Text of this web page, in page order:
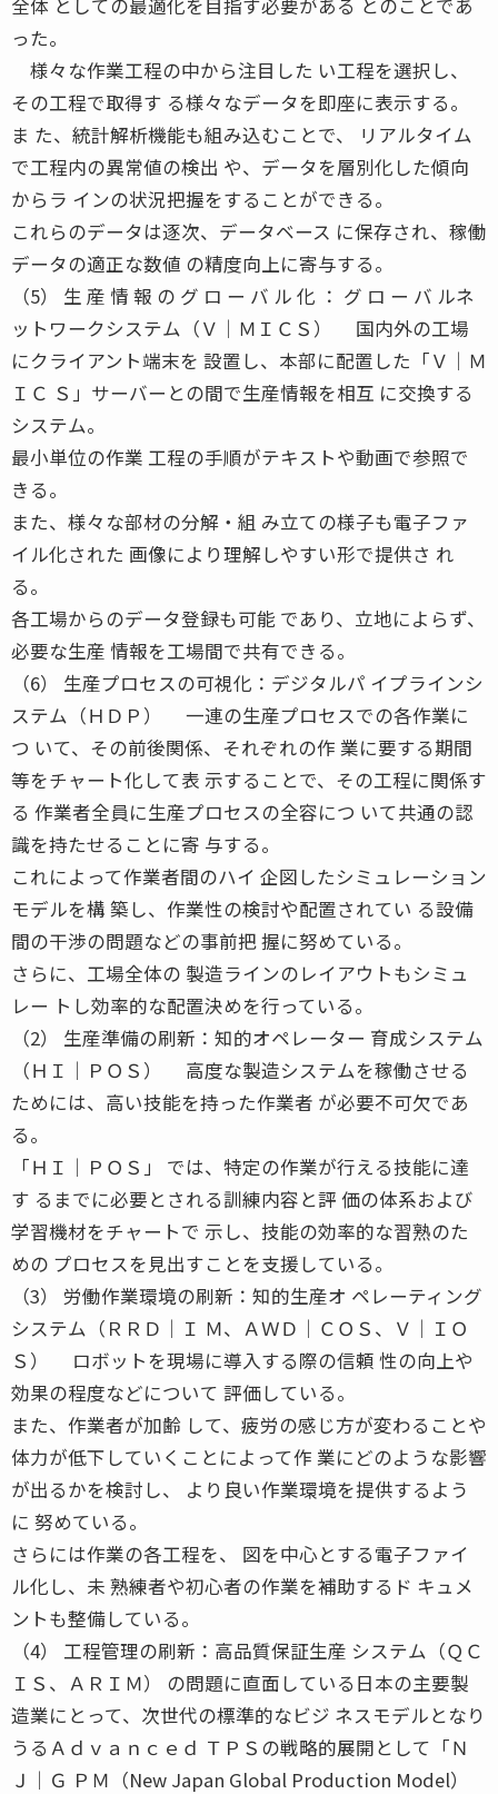
った。
様々な作業工程の中から注目した い工程を選択し、
その工程で取得す る様々なデータを即座に表示する。
ま た、統計解析機能も組み込むことで、 リアルタイム
で工程内の異常値の検出 や、データを層別化した傾向
からラ インの状況把握をすることができる。
これらのデータは逐次、データベース に保存され、稼働
データの適正な数値 の精度向上に寄与する。
（5） 生 産 情 報 の グ ロ ー バ ル 化 ： グ ロ ー バ ルネ
ットワークシステム（Ｖ│ＭＩＣＳ） 国内外の工場
にクライアント端末を 設置し、本部に配置した「Ｖ│Ｍ
ＩＣ Ｓ」サーバーとの間で生産情報を相互 に交換する
システム。
最小単位の作業 工程の手順がテキストや動画で参照で
きる。
また、様々な部材の分解・組 み立ての様子も電子ファ
イル化された 画像により理解しやすい形で提供さ れ
る。
各工場からのデータ登録も可能 であり、立地によらず、
必要な生産 情報を工場間で共有できる。
（6） 生産プロセスの可視化：デジタルパ イプラインシ
ステム（ＨＤＰ） 一連の生産プロセスでの各作業に
つ いて、その前後関係、それぞれの作 業に要する期間
等をチャート化して表 示することで、その工程に関係す
る 作業者全員に生産プロセスの全容につ いて共通の認
識を持たせることに寄 与する。
これによって作業者間のハイ 企図したシミュレーション
モデルを構 築し、作業性の検討や配置されてい る設備
間の干渉の問題などの事前把 握に努めている。
さらに、工場全体の 製造ラインのレイアウトもシミュ
レー トし効率的な配置決めを行っている。
（2） 生産準備の刷新：知的オペレーター 育成システム
（ＨＩ│ＰＯＳ） 高度な製造システムを稼働させる
ためには、高い技能を持った作業者 が必要不可欠であ
る。
「ＨＩ│ＰＯＳ」 では、特定の作業が行える技能に達
す るまでに必要とされる訓練内容と評 価の体系および
学習機材をチャートで 示し、技能の効率的な習熟のた
めの プロセスを見出すことを支援している。
（3） 労働作業環境の刷新：知的生産オ ペレーティング
システム（ＲＲＤ│Ｉ Ｍ、ＡＷＤ│ＣＯＳ、Ｖ│ＩＯ
Ｓ） ロボットを現場に導入する際の信頼 性の向上や
効果の程度などについて 評価している。
また、作業者が加齢 して、疲労の感じ方が変わることや
体力が低下していくことによって作 業にどのような影響
が出るかを検討し、 より良い作業環境を提供するよう
に 努めている。
さらには作業の各工程を、 図を中心とする電子ファイ
ル化し、未 熟練者や初心者の作業を補助するド キュメ
ントも整備している。
（4） 工程管理の刷新：高品質保証生産 システム（ＱＣ
ＩＳ、ＡＲＩＭ） の問題に直面している日本の主要製
造業にとって、次世代の標準的なビジ ネスモデルとなり
うるＡｄｖａｎｃｅｄ ＴＰＳの戦略的展開として「Ｎ
Ｊ│Ｇ ＰＭ（New Japan Global Production Model）